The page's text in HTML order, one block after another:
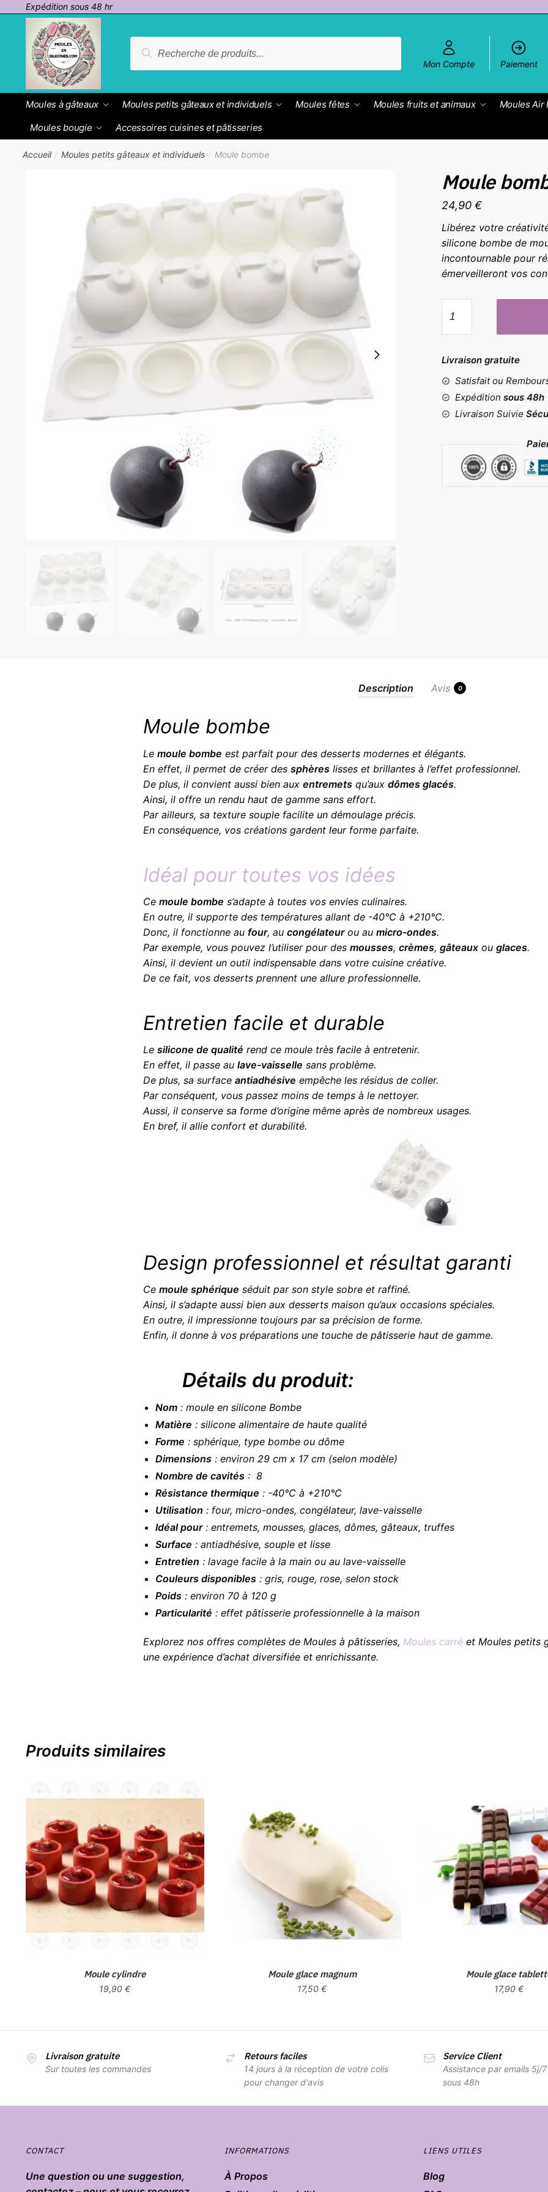
Passer
navigation
contenu
Expédition sous 48 hr
pour :
Recherche
Mon Compte
Paiement
Moules à gâteaux Moules petits gâteaux et individuels Moules fêtes Moules fruits et animaux Moules Air
Moules bougie
Accessoires cuisines et pâtisseries
Accueil / Moules petits gâteaux et individuels / Moule bombe
Moule
24,90€
Libérez votre
silicone bombe de
incontournable pour
émerveilleront vos
de
Moule
Livraison gratuite
Satisfait ou
Expédition sous 48h
Livraison Suivie
Description Avis 0
Moule bombe
Le moule bombe est parfait pour des desserts modernes et élégants.
En effet, il permet de créer des sphèreslisses et brillantes à l’effet professionnel.
De plus, il convient aussi bien aux entremetsqu’aux dômes glacés.
Ainsi, il offre un rendu haut de gamme sans effort.
Par ailleurs, sa texture souple facilite un démoulage précis.
En conséquence, vos créations gardent leur forme parfaite.
Idéal pour toutes vos idées
Ce moule bombe s’adapte à toutes vos envies culinaires.
En outre, il supporte des températures allant de -40°C à +210°C.
Donc, il fonctionne au four, au congélateurou au micro-ondes.
Par exemple, vous pouvez l’utiliser pour des mousses, crèmes, gâteauxou glaces.
Ainsi, il devient un outil indispensable dans votre cuisine créative.
De ce fait, vos desserts prennent une allure professionnelle.
Entretien facile et durable
Le silicone de qualité rend ce moule très facile à entretenir.
En effet, il passe au lave-vaisselle sans problème.
De plus, sa surface antiadhésive empêche les résidus de coller.
Par conséquent, vous passez moins de temps à le nettoyer.
Aussi, il conserve sa forme d’origine même après de nombreux usages.
En bref, il allie confort et durabilité.
Design professionnel et résultat garanti
Ce moule sphérique séduit par son style sobre et raffiné.
Ainsi, il s’adapte aussi bien aux desserts maison qu’aux occasions spéciales.
En outre, il impressionne toujours par sa précision de forme.
Enfin, il donne à vos préparations une touche de pâtisserie haut de gamme.
Détails du produit:
Nom: moule en silicone Bombe
Matière : silicone alimentaire de haute qualité
Forme : sphérique, type bombe ou dôme
Dimensions: environ 29 cm x 17 cm (selon modèle)
Nombre de cavités: 8
Résistance thermique : -40°C à +210°C
Utilisation : four, micro-ondes, congélateur, lave-vaisselle
Idéal pour: entremets, mousses, glaces, dômes, gâteaux, truffes
Surface : antiadhésive, souple et lisse
Entretien : lavage facile à la main ou au lave-vaisselle
Couleurs disponibles: gris, rouge, rose, selon stock
Poids: environ 70 à 120 g
Particularité : effet pâtisserie professionnelle à la maison
Explorez nos offres complètes de Moules à pâtisseries, Moules carréet Moules petits
une expérience d’achat diversifiée et enrichissante.
Produits similaires
Moule cylindre
19,90€
Moule glace magnum
17,50€
Moule glace
17,90€
Livraison gratuite
Sur toutes les commandes
Retours faciles
14 jours à la réception de votre colis
pour changer d'avis
Service Client
Assistance par emails 5j/
sous 48h
CONTACT
Une question ou une suggestion,
INFORMATIONS
À Propos
LIENS UTILES
Blog